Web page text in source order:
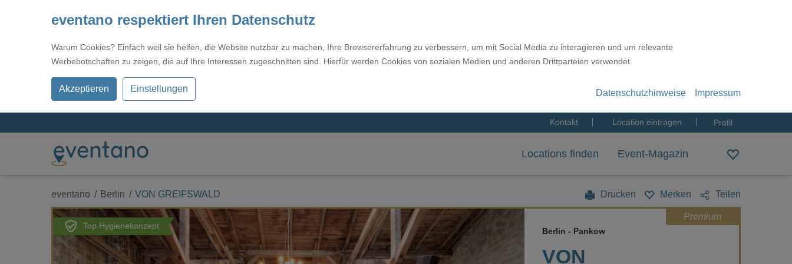
eventano respektiert Ihren Datenschutz
Warum Cookies? Einfach weil sie helfen, die Website nutzbar zu machen, Ihre Browsererfahrung zu verbessern, um mit Social Media zu interagieren und um relevante
Werbebotschaften zu zeigen, die auf Ihre Interessen zugeschnitten sind. Hierfür werden Cookies von sozialen Medien und anderen Drittparteien verwendet.
Akzeptieren Einstellungen Datenschutzhinweise Impressum
Kontakt Location eintragen Profil
Locations finden Event-Magazin
eventano Berlin VON GREIFSWALD Drucken Merken Teilen
Top Hygienekonzept
Premium
VON
Berlin - Pankow